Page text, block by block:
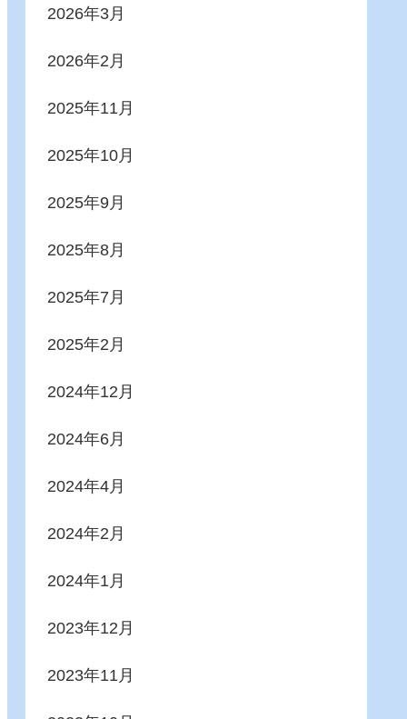
2026年3月
2026年2月
2025年11月
2025年10月
2025年9月
2025年8月
2025年7月
2025年2月
2024年12月
2024年6月
2024年4月
2024年2月
2024年1月
2023年12月
2023年11月